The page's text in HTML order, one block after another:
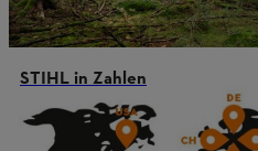
STIHL in Zahlen